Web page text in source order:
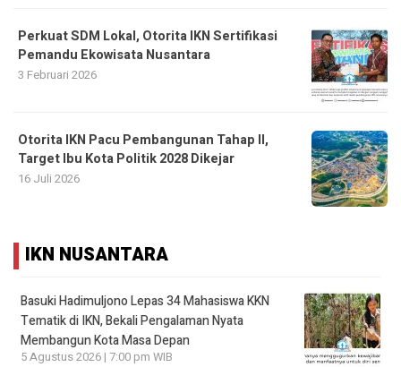
Perkuat SDM Lokal, Otorita IKN Sertifikasi
Pemandu Ekowisata Nusantara
3 Februari 2026
Otorita IKN Pacu Pembangunan Tahap II,
Target Ibu Kota Politik 2028 Dikejar
16 Juli 2026
IKN NUSANTARA
Basuki Hadimuljono Lepas 34 Mahasiswa KKN
Tematik di IKN, Bekali Pengalaman Nyata
Membangun Kota Masa Depan
5 Agustus 2026 | 7:00 pm WIB